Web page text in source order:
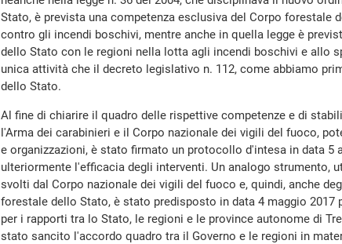
Stato, è prevista una competenza esclusiva del Corpo forestale
contro gli incendi boschivi, mentre anche in quella legge è
dello Stato con le regioni nella lotta agli incendi boschivi e allo
unica attività che il decreto legislativo n. 112, come abbiamo
dello Stato.
Al fine di chiarire il quadro delle rispettive competenze e di
l'Arma dei carabinieri e il Corpo nazionale dei vigili del fuoco,
e organizzazioni, è stato firmato un protocollo d'intesa in data 5
ulteriormente l'efficacia degli interventi. Un analogo strumento,
svolti dal Corpo nazionale dei vigili del fuoco e, quindi, anche
forestale dello Stato, è stato predisposto in data 4 maggio 2017
per i rapporti tra lo Stato, le regioni e le province autonome di
stato sancito l'accordo quadro tra il Governo e le regioni in